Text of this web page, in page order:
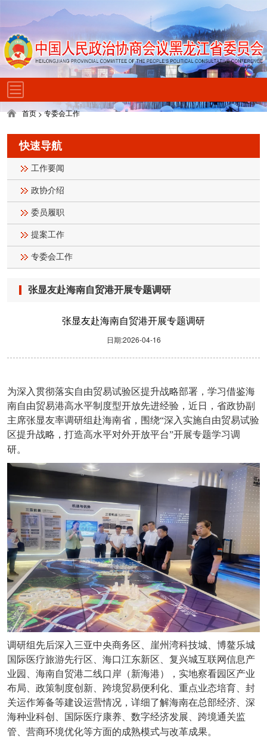
首页>专委会工作
快速导航
工作要闻
政协介绍
委员履职
提案工作
专委会工作
张显友赴海南自贸港开展专题调研
张显友赴海南自贸港开展专题调研
日期:2026-04-16
为深入贯彻落实自由贸易试验区提升战略部署，学习借鉴海
南自由贸易港高水平制度型开放先进经验，近日，省政协副
主席张显友率调研组赴海南省，围绕“深入实施自由贸易试验
区提升战略，打造高水平对外开放平台”开展专题学习调
研。
调研组先后深入三亚中央商务区、崖州湾科技城、博鳌乐城
国际医疗旅游先行区、海口江东新区、复兴城互联网信息产
业园、海南自贸港二线口岸（新海港），实地察看园区产业
布局、政策制度创新、跨境贸易便利化、重点业态培育、封
关运作筹备等建设运营情况，详细了解海南在总部经济、深
海种业科创、国际医疗康养、数字经济发展、跨境通关监
管、营商环境优化等方面的成熟模式与改革成果。